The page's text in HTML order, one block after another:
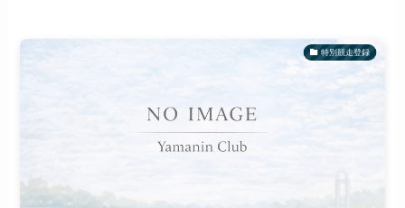
特別競走登録